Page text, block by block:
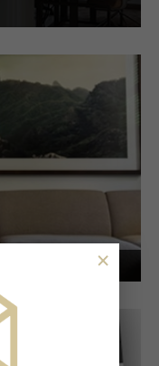
×